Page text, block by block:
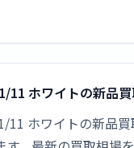
11 ホワイトの新品
ホワイトの新品